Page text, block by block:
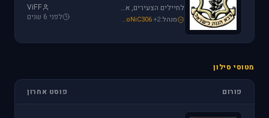
לחיילים הצעירים, אלו שעומדים ללבוש מדי זית ואלה שעדין קמים בבוקר לבית ספר, את כל הפרטים אודות הגיוס תמצאו כאן.
מנהל: loven SoNiC306+2
ViFF
לפני 6 שנים
מטוסי סילון
פורום פוסט אחרון